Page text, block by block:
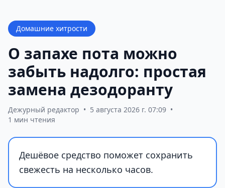
Домашние хитрости
О запахе пота можно
забыть надолго: простая
замена дезодоранту
Дежурный редактор • 5 августа 2026 г. 07:09 •
1 мин чтения
Дешёвое средство поможет сохранить
свежесть на несколько часов.